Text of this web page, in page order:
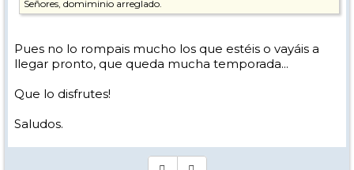
Señores, domiminio arreglado.
Pues no lo rompais mucho los que estéis o vayáis a
llegar pronto, que queda mucha temporada...
Que lo disfrutes!
Saludos.